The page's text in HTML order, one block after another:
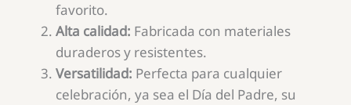
favorito.
Alta calidad: Fabricada con materiales
duraderos y resistentes.
Versatilidad: Perfecta para cualquier
celebración, ya sea el Día del Padre, su